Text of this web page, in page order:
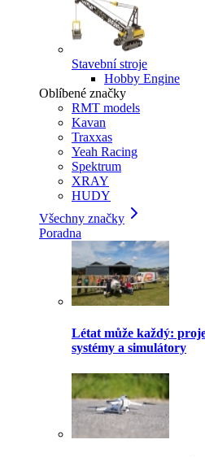
Stavební stroje
Hobby Engine
Oblíbené značky
RMT models
Kavan
Traxxas
Yeah Racing
Spektrum
XRAY
HUDY
Všechny značky
Poradna
Létat může každý:
systémy a simulátory